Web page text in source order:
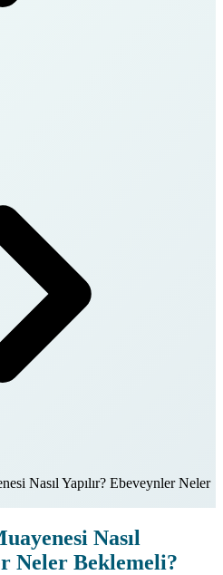
Nasıl Yapılır? Ebeveynler Neler
Nasıl
Neler Beklemeli?